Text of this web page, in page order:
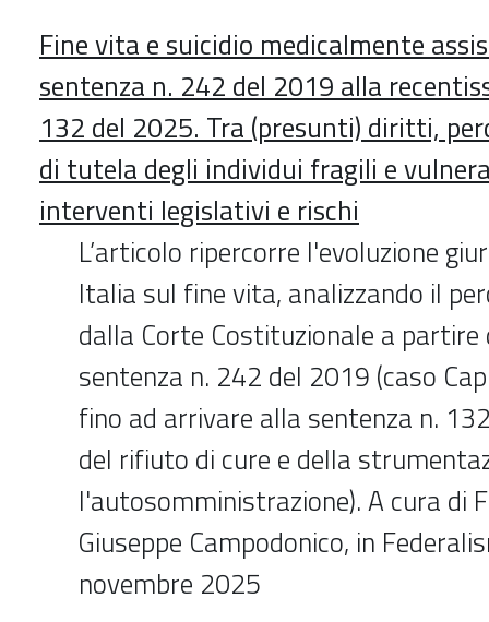
Fine vita e suicidio medicalmente
sentenza n. 242 del 2019 alla
132 del 2025. Tra (presunti) diritti,
di tutela degli individui fragili e
interventi legislativi e rischi
L’articolo ripercorre l'evoluzione
Italia sul fine vita, analizzando il
dalla Corte Costituzionale a
sentenza n. 242 del 2019 (caso
fino ad arrivare alla sentenza n.
del rifiuto di cure e della
l'autosomministrazione). A cura di
Giuseppe Campodonico, in
novembre 2025